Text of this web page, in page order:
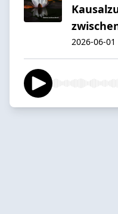
2026-06-01